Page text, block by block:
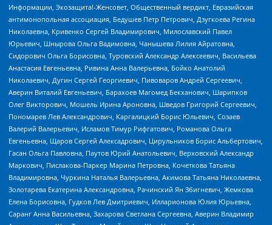
Информации, Экозащита!-Женсовет, Общественный вердикт, Евразийская
антимонопольная ассоциация, Бедушев Петр Петрович, Дзугкоева Регина
Николаевна, Кривенко Сергей Владимирович, Милославский Павел
Юрьевич, Шнырова Ольга Вадимовна, Чанышева Лилия Айратовна,
Сидорович Ольга Борисовна, Туровский Александр Алексеевич, Васильева
Анастасия Евгеньевна, Ривина Анна Валерьевна, Бойко Анатолий
Николаевич, Дугин Сергей Георгиевич, Пивоваров Андрей Сергеевич,
Аверин Виталий Евгеньевич, Барахоев Магомед Бекханович, Шарипков
Олег Викторович, Мошель Ирина Ароновна, Шведов Григорий Сергеевич,
Пономарев Лев Александрович, Каргалицкий Борис Юльевич, Созаев
Валерий Валерьевич, Исламов Тимур Рифгатович, Романова Ольга
Евгеньевна, Щаров Сергей Алексадрович, Цирульников Борис Альбертович,
Гасан Ольга Павловна, Паутов Юрий Анатольевич, Верховский Александр
Маркович, Пислакова-Паркер Марина Петровна, Кочеткова Татьяна
Владимировна, Чуркина Наталья Валерьевна, Акимова Татьяна Николаевна,
Золотарева Екатерина Александровна, Рачинский Ян Збигневич, Жемкова
Елена Борисовна, Гудков Лев Дмитриевич, Илларионова Юлия Юрьевна,
Саранг Анна Васильевна, Захарова Светлана Сергеевна, Аверин Владимир